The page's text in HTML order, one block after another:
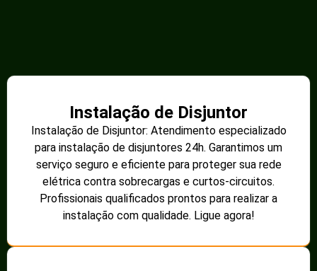
Instalação de Disjuntor
Instalação de Disjuntor: Atendimento especializado
para instalação de disjuntores 24h. Garantimos um
serviço seguro e eficiente para proteger sua rede
elétrica contra sobrecargas e curtos-circuitos.
Profissionais qualificados prontos para realizar a
instalação com qualidade. Ligue agora!